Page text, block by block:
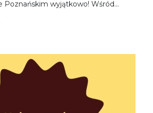
Poznańskim wyjątkowo! Wśród...